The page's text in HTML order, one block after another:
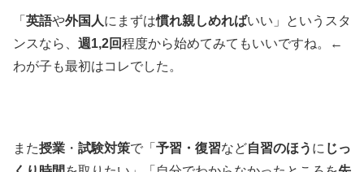
「 英語や外国人にまずは慣れ親しめればいい」というスタ
ンスなら、 週1,2回程度から始めてみてもいいですね。←
わが子も最初はコレでした。
また授業 ・ 試験対策で「 予習・復習など自習のほう に じっ